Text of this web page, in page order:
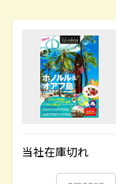
当社在庫切れ